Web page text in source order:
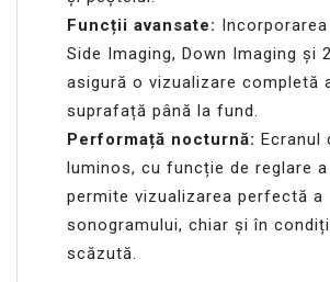
Funcții avansate:
Side Imaging, Down Imaging și
asigură o vizualizare completă
suprafață până la fund.
Performață nocturnă: Ecranul
luminos, cu funcție de reglare
permite vizualizarea perfectă a
sonogramului, chiar și în
scăzută.